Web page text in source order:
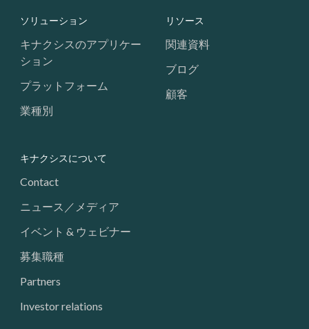
Footer: Navigation
ソリューション
キナクシスのアプリケー
ション
プラットフォーム
業種別
リソース
関連資料
ブログ
顧客
キナクシスについて
Contact
ニュース／メディア
イベント & ウェビナー
募集職種
Partners
Investor relations